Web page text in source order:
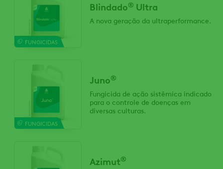
FUNGICIDAS
Blindado® Ultra
A nova geração da ultraperformance.
FUNGICIDAS
Juno®
Fungicida de ação sistêmica indicado
para o controle de doenças em
diversas culturas.
Azimut®